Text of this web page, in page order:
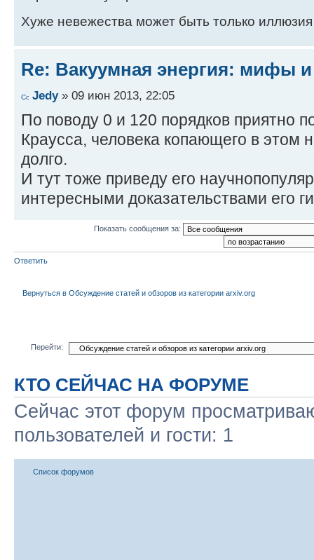
Хуже невежества может быть только
Re: Вакуумная энергия: мифы
Jedy» 09 июн 2013, 22:05
По поводу 0 и 120 порядков приятно
Краусса, человека копающего в этом
долго.
И тут тоже приведу его
интересными доказательствами его
Показать сообщения за:
Ответить
Вернуться в Обсуждение статей и обзоров из категории arxiv.org
Перейти:
КТО СЕЙЧАС НА ФОРУМЕ
Сейчас этот форум
пользователей и гости: 1
Список форумов